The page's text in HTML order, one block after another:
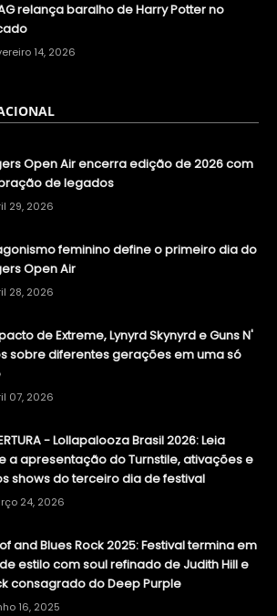
relança baralho de Harry Potter no
14, 2026
Open Air encerra edição de 2026 com
de legados
29, 2026
feminino define o primeiro dia do
Open Air
28, 2026
de Extreme, Lynyrd Skynyrd e Guns N'
sobre diferentes gerações em uma só
07, 2026
- Lollapalooza Brasil 2026: Leia
a apresentação do Turnstile, ativações e
shows do terceiro dia de festival
24, 2026
and Blues Rock 2025: Festival termina em
estilo com soul refinado de Judith Hill e
consagrado do Deep Purple
16, 2025